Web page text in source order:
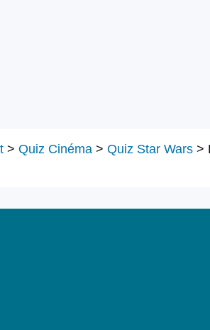
> Quiz Cinéma > Quiz Star Wars >